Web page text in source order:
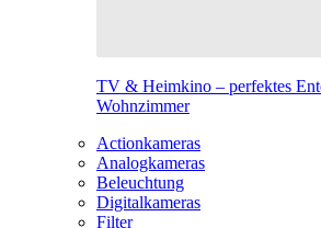
TV & Heimkino – perfektes
Wohnzimmer
Actionkameras
Analogkameras
Beleuchtung
Digitalkameras
Filter